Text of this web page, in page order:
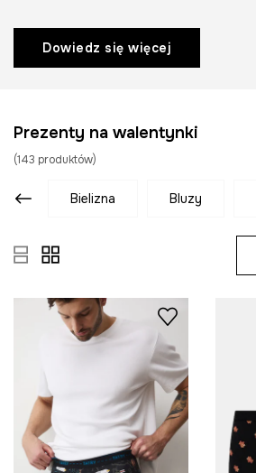
Dowiedz się więcej
Prezenty na walentynki
(143 produktów)
bielizna bluzy